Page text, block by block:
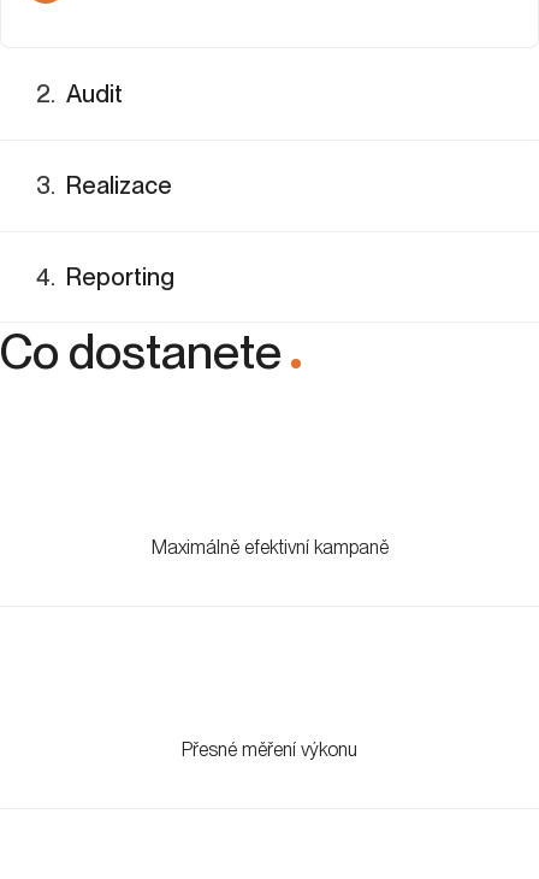
2. Audit
3. Realizace
4. Reporting
Co dostanete
.
Maximálně efektivní kampaně
Přesné měření výkonu